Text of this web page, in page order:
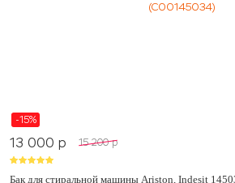
-15%
13 000 p 15 200 p
Бак для стиральной машины Ariston, Indesit